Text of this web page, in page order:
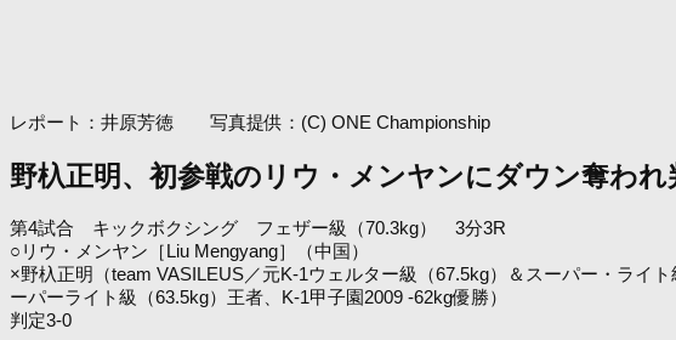
レポート：井原芳徳 写真提供：(C) ONE Championship
野杁正明、初参戦のリウ・メンヤンにダウン奪わ
第4試合 キックボクシング フェザー級（70.3kg） 3分3R
○リウ・メンヤン［Liu Mengyang］（中国）
×野杁正明（team VASILEUS／元K-1ウェルター級（67.5kg）＆スーパー・ライ
ーパーライト級（63.5kg）王者、K-1甲子園2009 -62kg優勝）
判定3-0